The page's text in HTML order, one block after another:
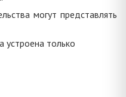
могут представлять
устроена только